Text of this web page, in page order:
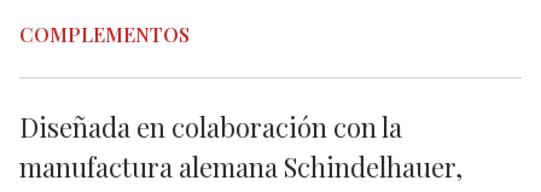
COMPLEMENTOS
Diseñada en colaboración con la
manufactura alemana Schindelhauer,